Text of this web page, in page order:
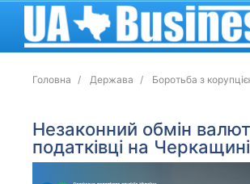
Головна Держава Боротьба з
Незаконний обмін
податківці на Черкащині